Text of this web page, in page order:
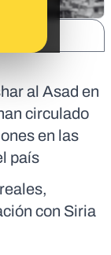
al Asad en
circulado
en las
país
con Siria